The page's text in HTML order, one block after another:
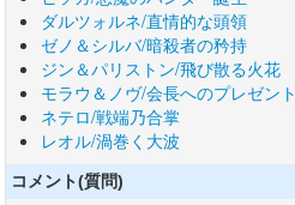
ダルツォルネ/直情的な頭領
ゼノ＆シルバ/暗殺者の矜持
ジン＆パリストン/飛び散る火花
モラウ＆ノヴ/会長へのプレゼント
ネテロ/戦端乃合掌
レオル/渦巻く大波
コメント(質問)